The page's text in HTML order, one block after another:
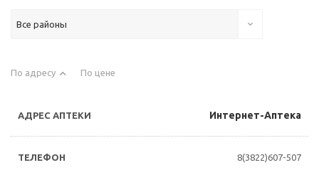
Все районы
По адресу По цене
Интернет-Аптека
8(3822)607-507